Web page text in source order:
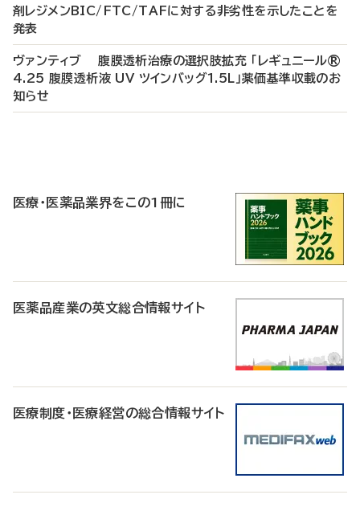
剤レジメンBIC/FTC/TAFに対する非劣性を示したことを
発表
ヴァンティブ 腹膜透析治療の選択肢拡充 「レギュニール®
4.25 腹膜透析液 UV ツインバッグ1.5L」薬価基準収載のお
知らせ
医療・医薬品業界をこの1冊に
医薬品産業の英文総合情報サイト
医療制度・医療経営の総合情報サイト